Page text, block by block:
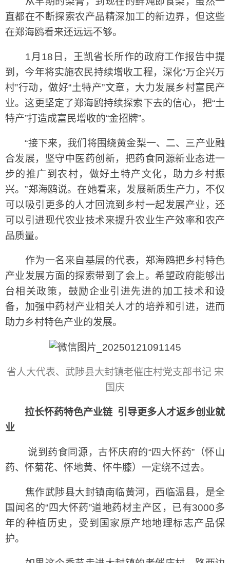
直都在不断探索农产品精深加工的新边界，但这些
在郑海鸥看来还远远不够。
1月18日，王凯省长所作的政府工作报告中提
到，今年将实施农民持续增收工程，深化“万企兴万
村”行动，做好“土特产”文章，大力发展乡村富民产
业。这更坚定了郑海鸥持续探索下去的信心，把“土
特产”打造成富民增收的“金招牌”。
“接下来，我们将围绕黄金梨一、二、三产业融
合发展，坚守中医药创新，把药食同源新业态进一
步的推广到农村，做好土特产文化，助力乡村振
兴。”郑海鸥说。在她看来，发展新质生产力，不仅
可以吸引更多的人才回流到乡村一起发展产业，还
可以引进现代农业技术来提升农业生产效率和农产
品质量。
作为一名来自基层的代表，郑海鸥把乡村特色
产业发展方面的探索带到了会上。希望政府能够出
台相关政策，鼓励企业引进先进的加工技术和设
备，加强中药材产业相关人才的培养和引进，进而
助力乡村特色产业的发展。
省人大代表、武陟县大封镇老催庄村党支部书记 宋
国庆
拉长怀药特色产业链 引导更多人才返乡创业就
业
说到药食同源，古怀庆府的“四大怀药”（怀山
药、怀菊花、怀地黄、怀牛膝）一定绕不过去。
焦作武陟县大封镇南临黄河，西临温县，是全
国闻名的“四大怀药”道地药材主产区，已有3000多
年的种植历史，受到国家原产地地理标志产品保
护。